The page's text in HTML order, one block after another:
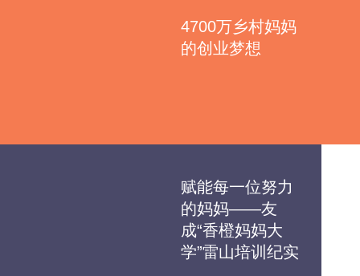
4700万乡村妈妈
的创业梦想
赋能每一位努力
的妈妈——友
成“香橙妈妈大
学”雷山培训纪实